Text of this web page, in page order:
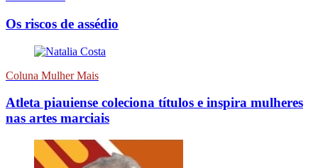
Os riscos de assédio
Coluna Mulher Mais
Atleta piauiense coleciona títulos e inspira mulheres
nas artes marciais